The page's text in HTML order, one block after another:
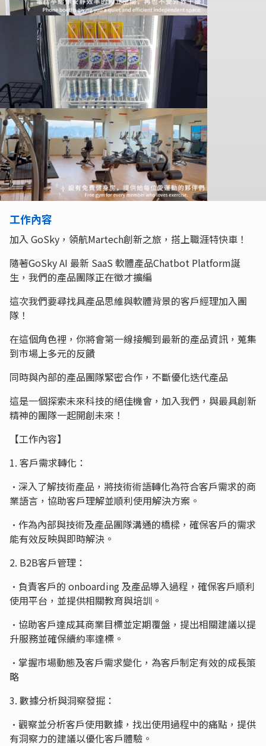
工作內容
加入 GoSky，領航Martech創新之旅，搭上職涯特快車！
隨著GoSky AI 最新 SaaS 軟體產品Chatbot Platform誕
生，我們的產品團隊正在徵才擴編
這次我們要尋找具產品思維與軟體背景的客戶經理加入團
隊！
在這個角色裡，你將會第一線接觸到最新的產品資訊，蒐集
到市場上多元的反饋
同時與內部的產品團隊緊密合作，不斷優化迭代產品
這是一個探索未來科技的絕佳機會，加入我們，與最具創新
精神的團隊一起開創未來！
【工作內容】
1. 客戶需求轉化：
•深入了解技術產品，將技術術語轉化為符合客戶需求的商
業語言，協助客戶理解並順利使用解決方案。
•作為內部與技術及產品團隊溝通的橋樑，確保客戶的需求
能有效反映與即時解決。
2. B2B客戶管理：
•負責客戶的 onboarding 及產品導入過程，確保客戶順利
使用平台，並提供相關教育與培訓。
•協助客戶達成其商業目標並定期覆盤，提出相關建議以提
升服務並確保續約率達標。
•掌握市場動態及客戶需求變化，為客戶制定有效的成長策
略
3. 數據分析與洞察發掘：
•觀察並分析客戶使用數據，找出使用過程中的痛點，提供
有洞察力的建議以優化客戶體驗。